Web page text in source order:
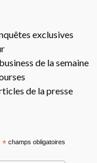
exclusives
de la semaine
de la presse
*champs obligatoires